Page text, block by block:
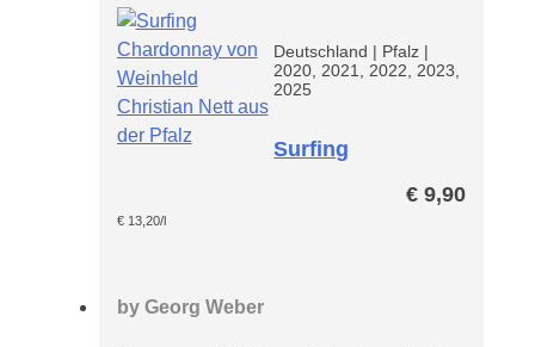
Deutschland | Pfalz |
2020, 2021, 2022, 2023,
2025
Surfing
€ 9,90
€13,20/l
by Georg Weber